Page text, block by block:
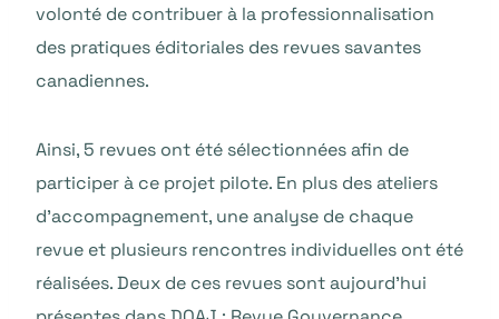
volonté de contribuer à la professionnalisation
des pratiques éditoriales des revues savantes
canadiennes.
Ainsi, 5 revues ont été sélectionnées afin de
participer à ce projet pilote. En plus des ateliers
d’accompagnement, une analyse de chaque
revue et plusieurs rencontres individuelles ont été
réalisées. Deux de ces revues sont aujourd’hui